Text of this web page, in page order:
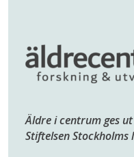
Äldre i centrum ges
Stiftelsen